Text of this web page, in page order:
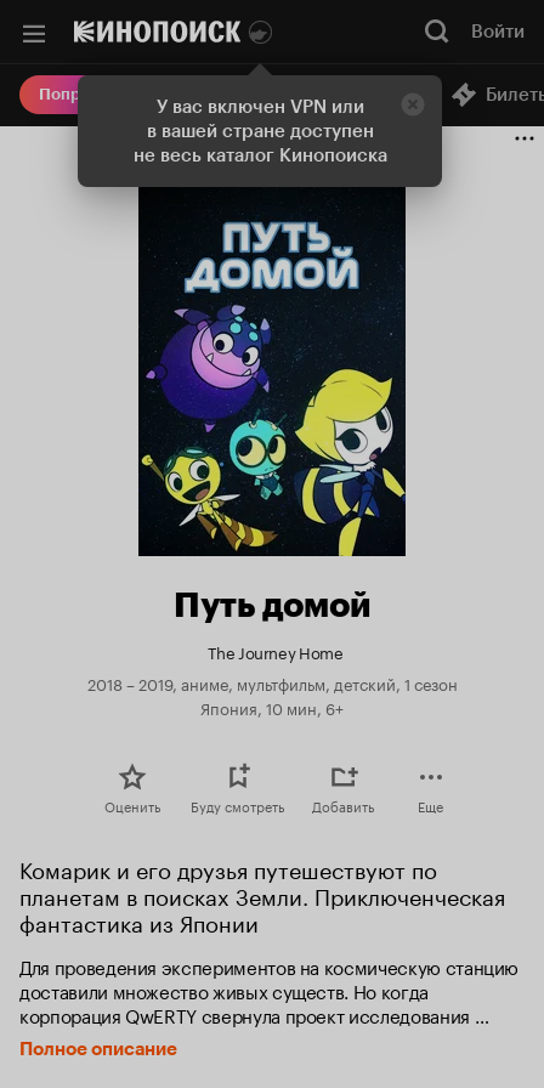
У вас включен VPN или
в вашей стране доступен
не весь каталог Кинопоиска
Войти
Попробовать Плюс Онлайн-кинотеатр
Путь домой
The Journey Home
2018 – 2019, аниме, мультфильм, детский, 1 сезон
Япония, 10 мин, 6+
Оценить Буду смотреть Добавить Еще
Комарик и его друзья путешествуют по
планетам в поисках Земли. Приключенческая
фантастика из Японии
Для проведения экспериментов на космическую станцию
доставили множество живых существ. Но когда
корпорация QwERTY свернула проект исследования
дальнего космоса, станция была брошена вместе
со всеми подопытными. Комар-звонец Дзинь, сверчок
Полное описание